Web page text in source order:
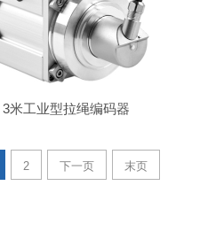
3米工业型拉绳编码器
2 下一页 末页